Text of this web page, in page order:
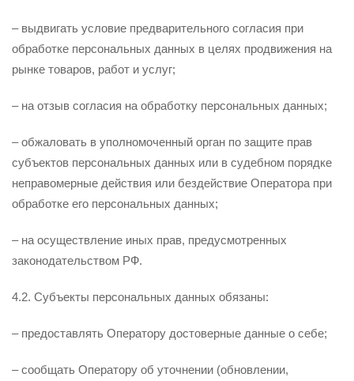
– выдвигать условие предварительного согласия при
обработке персональных данных в целях продвижения на
рынке товаров, работ и услуг;
– на отзыв согласия на обработку персональных данных;
– обжаловать в уполномоченный орган по защите прав
субъектов персональных данных или в судебном порядке
неправомерные действия или бездействие Оператора при
обработке его персональных данных;
– на осуществление иных прав, предусмотренных
законодательством РФ.
4.2. Субъекты персональных данных обязаны:
– предоставлять Оператору достоверные данные о себе;
– сообщать Оператору об уточнении (обновлении,